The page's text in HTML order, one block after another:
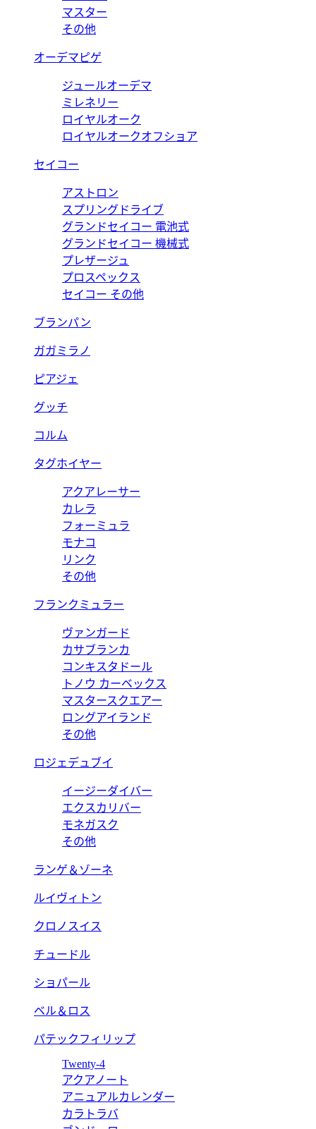
マスター
その他
オーデマピゲ
ジュールオーデマ
ミレネリー
ロイヤルオーク
ロイヤルオークオフショア
セイコー
アストロン
スプリングドライブ
グランドセイコー 電池式
グランドセイコー 機械式
プレザージュ
プロスペックス
セイコー その他
ブランパン
ガガミラノ
ピアジェ
グッチ
コルム
タグホイヤー
アクアレーサー
カレラ
フォーミュラ
モナコ
リンク
その他
フランクミュラー
ヴァンガード
カサブランカ
コンキスタドール
トノウ カーベックス
マスタースクエアー
ロングアイランド
その他
ロジェデュブイ
イージーダイバー
エクスカリバー
モネガスク
その他
ランゲ＆ゾーネ
ルイヴィトン
クロノスイス
チュードル
ショパール
ベル＆ロス
パテックフィリップ
Twenty-4
アクアノート
アニュアルカレンダー
カラトラバ